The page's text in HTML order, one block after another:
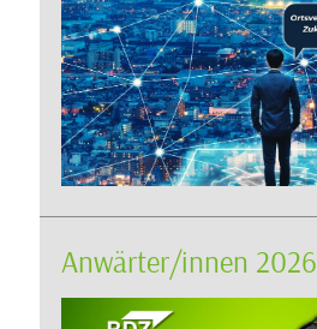
Anwärter/innen 2026